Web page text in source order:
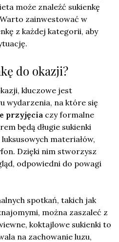
może znaleźć sukienkę
zainwestować w
z każdej kategorii, aby
do okazji?
kluczowe jest
wydarzenia, na które się
przyjęcia czy formalne
będą długie sukienki
materiałów,
Dzięki nim stworzysz
odpowiedni do powagi
spotkań, takich jak
można zaszaleć z
koktajlowe sukienki to
na zachowanie luzu,